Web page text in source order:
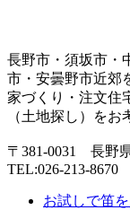
長野市・須坂市・
市・安曇野市近郊
家づくり・注文住
（土地探し）を
〒381-0031 長野
TEL:026-213-8670
お試しで笛